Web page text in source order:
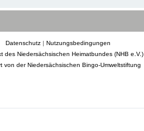
Datenschutz | Nutzungsbedingungen
des Niedersächsischen Heimatbundes (NHB e.V.)
von der Niedersächsischen Bingo-Umweltstiftung